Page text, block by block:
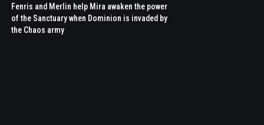
Fenris and Merlin help Mira awaken the power
of the Sanctuary when Dominion is invaded by
the Chaos army